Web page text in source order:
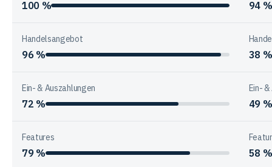
100 % 94 %
Handelsangebot
96 % 38 %
Ein- & Auszahlungen
72 %
Ein-
49 %
Features
79 % 58 %